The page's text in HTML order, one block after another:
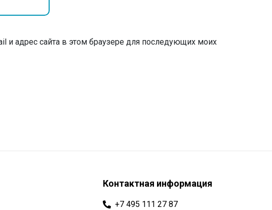
и адрес сайта в этом браузере для последующих моих
Контактная информация
+7 495 111 27 87